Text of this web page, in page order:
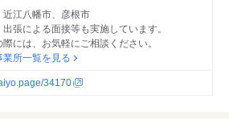
近江八幡市、彦根市
出張による面接等も実施しています。
際には、お気軽にご相談ください。
業所一覧を見る
34170